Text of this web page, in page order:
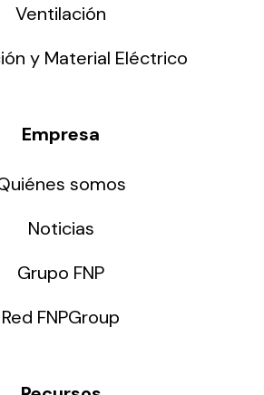
Ventilación
y Material Eléctrico
Empresa
somos
Noticias
Grupo FNP
Red FNPGroup